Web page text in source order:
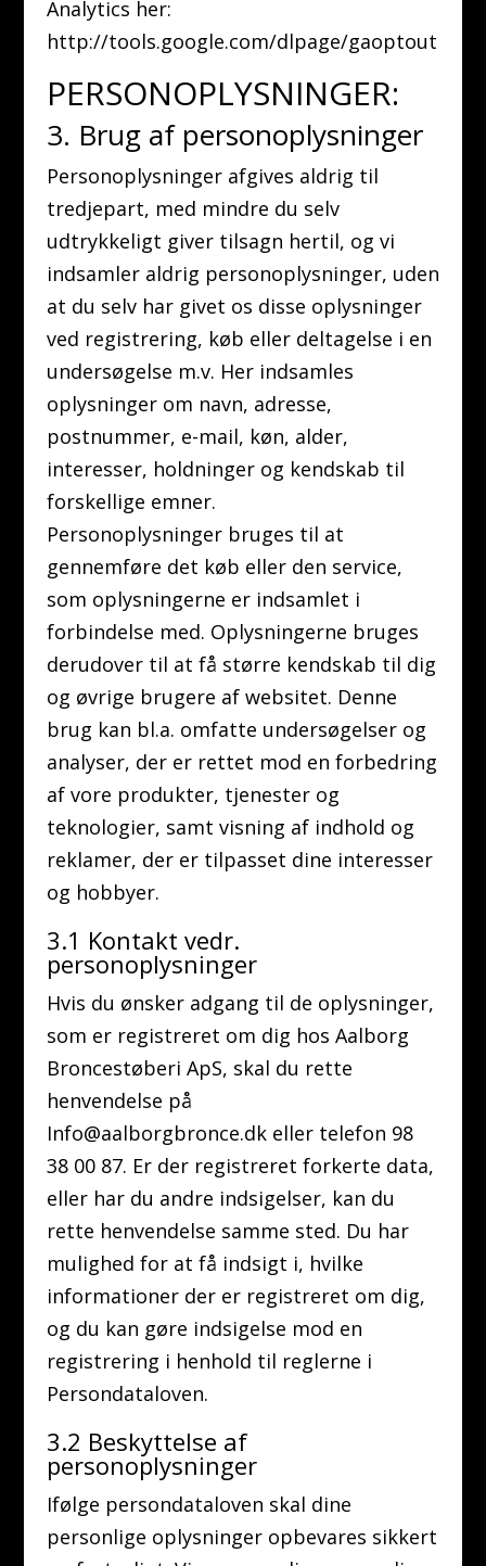
Analytics her:
http://tools.google.com/dlpage/gaoptout
PERSONOPLYSNINGER:
3. Brug af personoplysninger
Personoplysninger afgives aldrig til
tredjepart, med mindre du selv
udtrykkeligt giver tilsagn hertil, og vi
indsamler aldrig personoplysninger, uden
at du selv har givet os disse oplysninger
ved registrering, køb eller deltagelse i en
undersøgelse m.v. Her indsamles
oplysninger om navn, adresse,
postnummer, e-mail, køn, alder,
interesser, holdninger og kendskab til
forskellige emner.
Personoplysninger bruges til at
gennemføre det køb eller den service,
som oplysningerne er indsamlet i
forbindelse med. Oplysningerne bruges
derudover til at få større kendskab til dig
og øvrige brugere af websitet. Denne
brug kan bl.a. omfatte undersøgelser og
analyser, der er rettet mod en forbedring
af vore produkter, tjenester og
teknologier, samt visning af indhold og
reklamer, der er tilpasset dine interesser
og hobbyer.
3.1 Kontakt vedr.
personoplysninger
Hvis du ønsker adgang til de oplysninger,
som er registreret om dig hos Aalborg
Broncestøberi ApS, skal du rette
henvendelse på
Info@aalborgbronce.dk eller telefon 98
38 00 87. Er der registreret forkerte data,
eller har du andre indsigelser, kan du
rette henvendelse samme sted. Du har
mulighed for at få indsigt i, hvilke
informationer der er registreret om dig,
og du kan gøre indsigelse mod en
registrering i henhold til reglerne i
Persondataloven.
3.2 Beskyttelse af
personoplysninger
Ifølge persondataloven skal dine
personlige oplysninger opbevares sikkert